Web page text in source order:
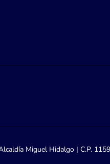
Miguel Hidalgo | C.P.